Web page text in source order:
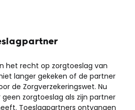
het recht op zorgtoeslag van
langer gekeken of de partner
de Zorgverzekeringswet. Nu
zorgtoeslag als zijn partner
Toeslagpartners ontvangen